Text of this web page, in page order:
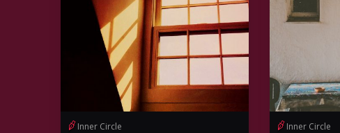
Inner Circle Inner Circle